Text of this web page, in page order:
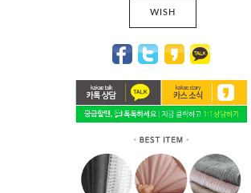
WISH